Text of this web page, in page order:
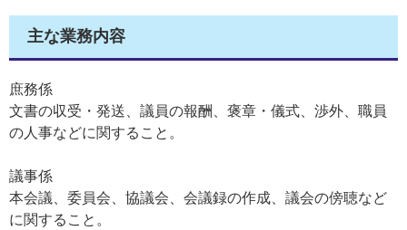
主な業務内容
庶務係
文書の収受・発送、議員の報酬、褒章・儀式、渉外、職員
の人事などに関すること。
議事係
本会議、委員会、協議会、会議録の作成、議会の傍聴など
に関すること。